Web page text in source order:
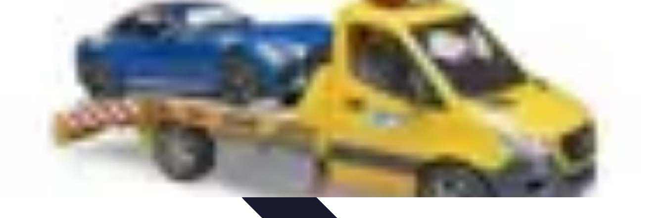
Conseils et AstucesConseils Pratiques Choisir un SerrurierProduits et Services
Serrurier Rapide Paris